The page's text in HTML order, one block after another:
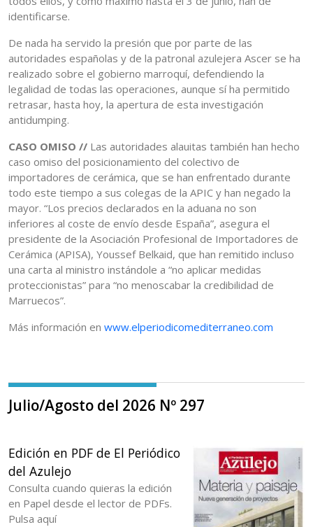
identificarse.
De nada ha servido la presión que por parte de las
autoridades españolas y de la patronal azulejera Ascer se ha
realizado sobre el gobierno marroquí, defendiendo la
legalidad de todas las operaciones, aunque sí ha permitido
retrasar, hasta hoy, la apertura de esta investigación
antidumping.
CASO OMISO // Las autoridades alauitas también han hecho
caso omiso del posicionamiento del colectivo de
importadores de cerámica, que se han enfrentado durante
todo este tiempo a sus colegas de la APIC y han negado la
mayor. “Los precios declarados en la aduana no son
inferiores al coste de envío desde España”, asegura el
presidente de la Asociación Profesional de Importadores de
Cerámica (APISA), Youssef Belkaid, que han remitido incluso
una carta al ministro instándole a “no aplicar medidas
proteccionistas” para “no menoscabar la credibilidad de
Marruecos”.
Más información en www.elperiodicomediterraneo.com
Julio/Agosto del 2026 Nº 297
Edición en PDF de El Periódico
del Azulejo
Consulta cuando quieras la edición
en Papel desde el lector de PDFs.
Pulsa aquí